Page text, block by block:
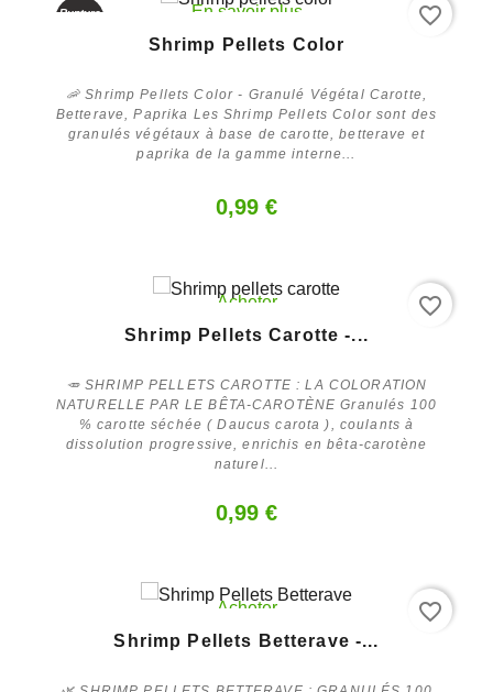
En savoir plus
Rupture
Shrimp Pellets Color
🦐 Shrimp Pellets Color - Granulé Végétal Carotte,
Betterave, Paprika Les Shrimp Pellets Color sont des
granulés végétaux à base de carotte, betterave et
paprika de la gamme interne...
0,99 €
favorite_border
Acheter
Shrimp Pellets Carotte -...
🥕 SHRIMP PELLETS CAROTTE : LA COLORATION
NATURELLE PAR LE BÊTA-CAROTÈNE Granulés 100
% carotte séchée ( Daucus carota ), coulants à
dissolution progressive, enrichis en bêta-carotène
naturel...
0,99 €
favorite_border
Acheter
Shrimp Pellets Betterave -...
favorite_border